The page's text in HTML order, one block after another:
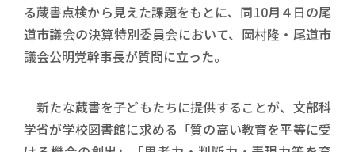
る蔵書点検から見えた課題をもとに、同10月４日の尾
道市議会の決算特別委員会において、岡村隆・尾道市
議会公明党幹事長が質問に立った。
新たな蔵書を子どもたちに提供することが、文部科
学省が学校図書館に求める「質の高い教育を平等に受